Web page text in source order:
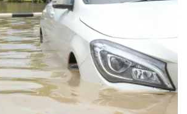
0 50